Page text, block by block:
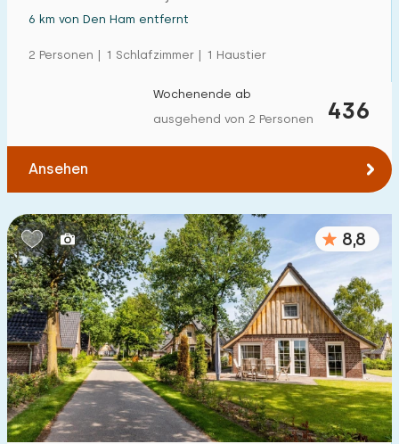
6 km von Den Ham entfernt
2 Personen | 1 Schlafzimmer | 1 Haustier
436
Wochenende ab
ausgehend von 2 Personen
Ansehen
8,8